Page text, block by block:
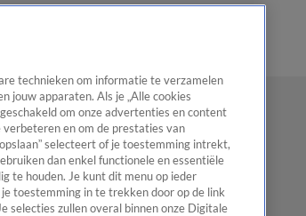
technieken om informatie te verzamelen
jouw apparaten. Als je „Alle cookies
om onze advertenties en content
en om de prestaties van
selecteert of je toestemming intrekt,
dan enkel functionele en essentiële
te houden. Je kunt dit menu op ieder
toestemming in te trekken door op de link
selecties zullen overal binnen onze Digitale